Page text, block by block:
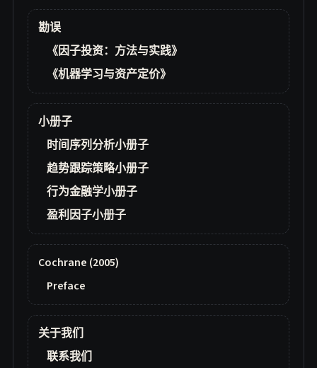
勘误
《因子投资：方法与实践》
《机器学习与资产定价》
小册子
时间序列分析小册子
趋势跟踪策略小册子
行为金融学小册子
盈利因子小册子
Cochrane (2005)
Preface
关于我们
联系我们